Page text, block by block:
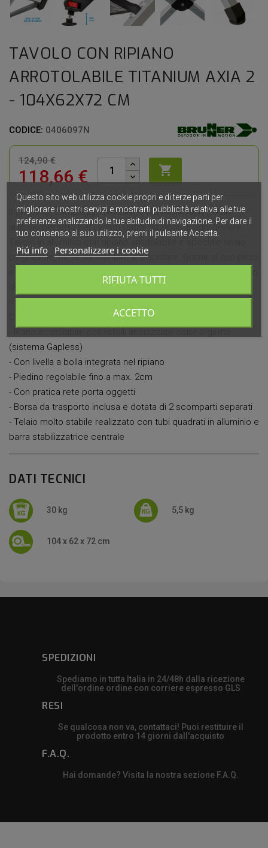
TAVOLO CON RIPIANO
ARROTOLABILE TITANIUM AXIA 2
- 104X62X72 CM
CODICE: 0406097N
124,90 €
118,66 € 
Il tavolo da campeggio BRUNNER TITANIUM AXIA 2 è un
articolo perfetto per i vostri viaggi outdoor di ogni genere.
pieghevole, facile da montare e smontare. Grazie al suo peso
dei tavoli da campeggio più leggeri, versatili e portatili sul
(sistema Gapless)
- Con livella a bolla integrata nel ripiano
- Piedino regolabile fino a max. 2cm
- Con pratica rete porta oggetti
- Borsa da trasporto inclusa e dotata di 2 scomparti separati
- Telaio molto stabile realizzato con tubi quadrati in alluminio e
barra stabilizzatrice centrale
DATI TECNICI
30 kg 5,5 kg
104 x 62 x 72 cm
SPEDIZIONI
Spediamo in tutta Italia in 24/48h dalla ricezione
dell'ordine ordine con corriere espresso GLS
RESI
Se qualcosa non va, contattaci! Puoi restituire il
prodotto entro 14 giorni dall'acquisto
F.A.Q.
Hai domande? Visita la nostra sezione F.A.Q.
Questo sito web utilizza cookie propri e di terze parti per
migliorare i nostri servizi e mostrarti pubblicità relativa alle tue
preferenze analizzando le tue abitudinidi navigazione. Per dare il
tuo consenso al suo utilizzo, premi il pulsante Accetta.
Piú info Personalizzare i cookie
RIFIUTA TUTTI
ACCETTO